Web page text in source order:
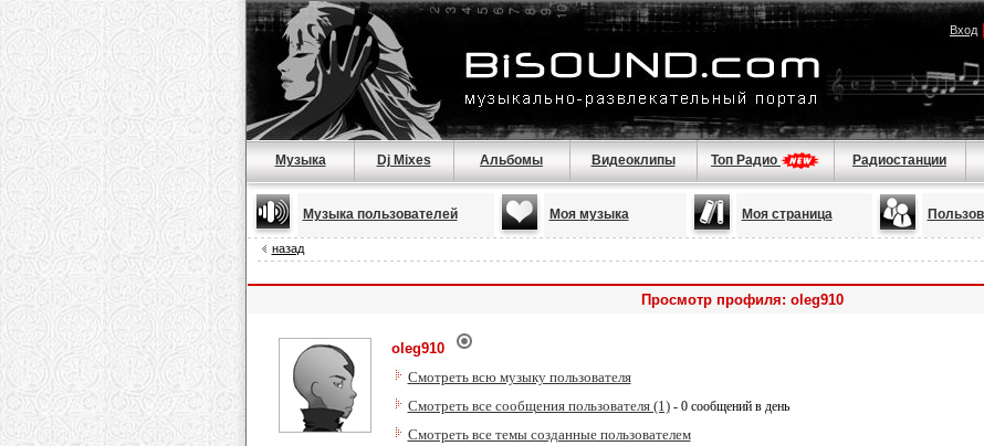
Вход|
Музыка Dj Mixes Альбомы Видеоклипы Топ Радио Радиостанции
Музыка пользователей Моя музыка Моя страница
назад
Просмотр профиля: oleg910
oleg910
Смотреть всю музыку пользователя
Смотреть все сообщения пользователя (1)- 0 сообщений в день
Смотреть все темы созданные пользователем